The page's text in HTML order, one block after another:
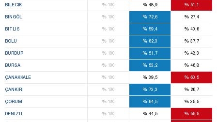
BILECIK %100 % 48,9 % 51,1
BINGÖL %100 % 72,6 % 27,4
BITLIS %100 % 59,4 % 40,6
BOLU %100 % 62,3 % 37,7
BURDUR %100 % 51,7 % 48,3
BURSA %100 % 53,2 % 46,8
ÇANAKKALE %100 % 39,5 % 60,5
ÇANKIRI %100 % 73,3 % 26,7
ÇORUM %100 % 64,5 % 35,5
DENIZLI %100 % 44,5 % 55,5